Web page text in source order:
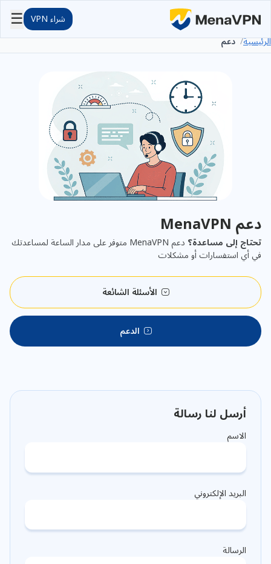
شراء VPN ☰
الرئيسية/ دعم
دعم MenaVPN
تحتاج إلى مساعدة؟ دعم MenaVPN متوفر على مدار الساعة لمساعدتك
في أي استفسارات أو مشكلات
الأسئلة الشائعة
الدعم
أرسل لنا رسالة
الاسم
البريد الإلكتروني
الرسالة